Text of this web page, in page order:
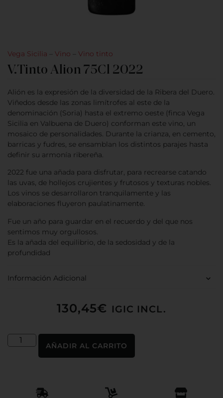
Vega Sicilia Vino Vino tinto
V.Tinto Alion 75Cl 2022
Alión es la expresión de la diversidad de la Ribera del Duero.
Viñedos desde las zonas limítrofes al este de la
denominación (Soria) hasta el extremo oeste (finca Vega
Sicilia en Valbuena de Duero) conforman este vino, un
mosaico de personalidades. Durante la crianza, en cemento,
barricas y fudres, se ensamblan los distintos parajes hasta
definir su armonía ribereña.
2022 fue una añada para disfrutar, para recrearse catando
las uvas, de hollejos crujientes y frutosos y texturas nobles.
Los vinos se desarrollaron tranquilamente y las
elaboraciones fluyeron paulatinamente.
Fue un año para guardar en el recuerdo y del que nos
sentimos muy orgullosos.
Es la añada del equilibrio, de la sedosidad y de la
profundidad
Información Adicional
130,45€ IGIC INCL.
AÑADIR AL CARRITO